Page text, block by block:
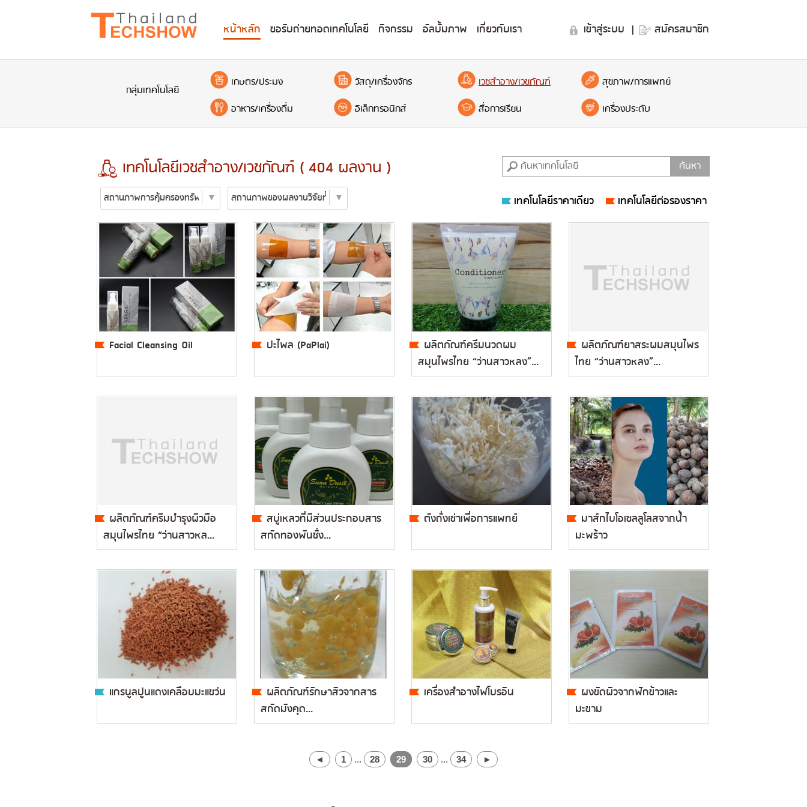
หน้าหลัก ขอรับถ่ายทอดเทคโนโลยี กิจกรรม อัลบั้มภาพ เกี่ยวกับเรา เข้าสู่ระบบ | สมัครสมาชิก
กลุ่มเทคโนโลยี
เกษตร/ประมง วัสดุ/เครื่องจักร เวชสำอาง/เวชภัณฑ์
สุขภาพ/การแพทย์
อาหาร/เครื่องดื่ม
อิเล็กทรอนิกส์ สื่อการเรียน เครื่องประดับ
เทคโนโลยีเวชสำอาง/เวชภัณฑ์ ( 404 ผลงาน )
เทคโนโลยีราคาเดียว เทคโนโลยีต่อรองราคา
Facial Cleansing Oil ปะไพล (PaPlai)
ผลิตภัณฑ์ครีมนวดผม
สมุนไพรไทย “ว่านสาวหลง”...
ผลิตภัณฑ์ยาสระผมสมุนไพร
ไทย “ว่านสาวหลง”...
ผลิตภัณฑ์ครีมบำรุงผิวมือ
สมุนไพรไทย “ว่านสาวหล...
สบู่เหลวที่มีส่วนประกอบสาร
สกัดทองพันชั่ง...
ตังถั่งเช่าเพื่อการแพทย์
มาส์กไบโอเซลลูโลสจากน้ำ
มะพร้าว
แกรนูลปูนแดงเคลือบมะแขว่น
ผลิตภัณฑ์รักษาสิวจากสาร
สกัดมังคุด...
เครื่องสำอางไฟโบรอิน
ผงขัดผิวจากฟักข้าวและ
มะขาม
◄ 1 ... 28 29 30 ... 34 ►